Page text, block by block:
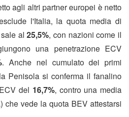
agli altri partner europei è netto
l'Italia, la quota media di
sale al25,5%, con nazioni come il
una penetrazione ECV
. Anche nel cumulato dei primi
Penisola si conferma il fanalino
del 16,7%, contro una media
che vede la quota BEV attestarsi